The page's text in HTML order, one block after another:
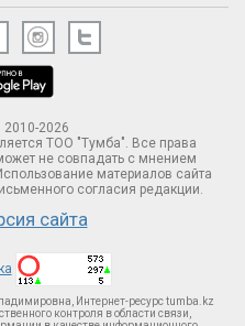
2026
ТОО "Тумба". Все права
не совпадать с мнением
материалов сайта
согласия редакции.
сайта
Интернет-ресурс tumba.kz
контроля в области связи,